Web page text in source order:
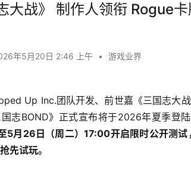
大战》 制作人领衔 Rogue
年5月20日 2:46 上午 • 游戏业界
Up Inc.团队开发、前世嘉《三国志大
志BOND》正式宣布将于2026年夏季登
5月26日（周二）17:00开启限时公开测
先试玩。